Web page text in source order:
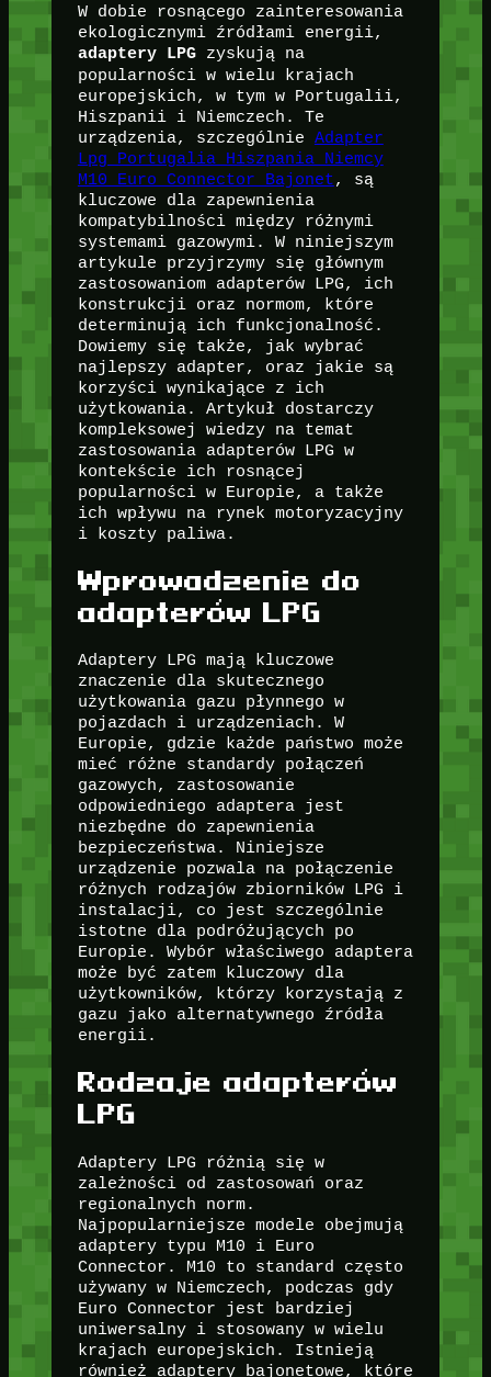
W dobie rosnącego zainteresowania
ekologicznymi źródłami energii,
adaptery LPGzyskują na
popularności w wielu krajach
europejskich, w tym w Portugalii,
Hiszpanii i Niemczech. Te
urządzenia, szczególnie Adapter
Lpg Portugalia Hiszpania Niemcy
M10 Euro Connector Bajonet, są
kluczowe dla zapewnienia
kompatybilności między różnymi
systemami gazowymi. W niniejszym
artykule przyjrzymy się głównym
zastosowaniom adapterów LPG, ich
konstrukcji oraz normom, które
determinują ich funkcjonalność.
Dowiemy się także, jak wybrać
najlepszy adapter, oraz jakie są
korzyści wynikające z ich
użytkowania. Artykuł dostarczy
kompleksowej wiedzy na temat
zastosowania adapterów LPG w
kontekście ich rosnącej
popularności w Europie, a także
ich wpływu na rynek motoryzacyjny
i koszty paliwa.
Wprowadzenie do
adapterów LPG
Adaptery LPG mają kluczowe
znaczenie dla skutecznego
użytkowania gazu płynnego w
pojazdach i urządzeniach. W
Europie, gdzie każde państwo może
mieć różne standardy połączeń
gazowych, zastosowanie
odpowiedniego adaptera jest
niezbędne do zapewnienia
bezpieczeństwa. Niniejsze
urządzenie pozwala na połączenie
różnych rodzajów zbiorników LPG i
instalacji, co jest szczególnie
istotne dla podróżujących po
Europie. Wybór właściwego adaptera
może być zatem kluczowy dla
użytkowników, którzy korzystają z
gazu jako alternatywnego źródła
energii.
Rodzaje adapterów
LPG
Adaptery LPG różnią się w
zależności od zastosowań oraz
regionalnych norm.
Najpopularniejsze modele obejmują
adaptery typu M10 i Euro
Connector. M10 to standard często
używany w Niemczech, podczas gdy
Euro Connector jest bardziej
uniwersalny i stosowany w wielu
krajach europejskich. Istnieją
również adaptery bajonetowe, które